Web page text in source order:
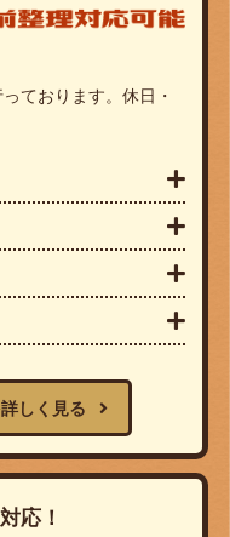
っております。休日・
しく見る
応！